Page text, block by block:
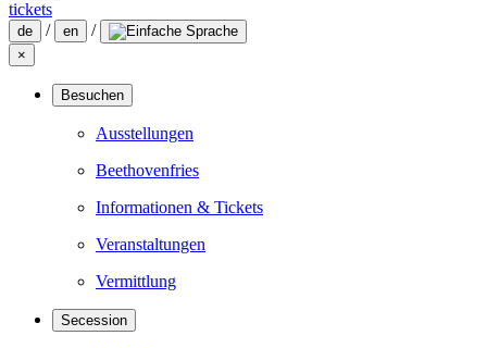
tickets
de / en /
×
Besuchen
Ausstellungen
Beethovenfries
Informationen & Tickets
Veranstaltungen
Vermittlung
Secession